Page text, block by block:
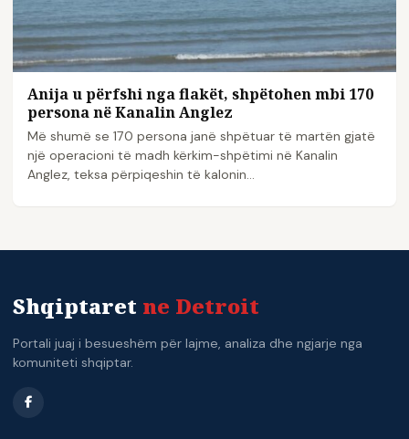
Anija u përfshi nga flakët, shpëtohen mbi 170
persona në Kanalin Anglez
Më shumë se 170 persona janë shpëtuar të martën gjatë
një operacioni të madh kërkim-shpëtimi në Kanalin
Anglez, teksa përpiqeshin të kalonin…
Shqiptaret ne Detroit
Portali juaj i besueshëm për lajme, analiza dhe ngjarje nga
komuniteti shqiptar.